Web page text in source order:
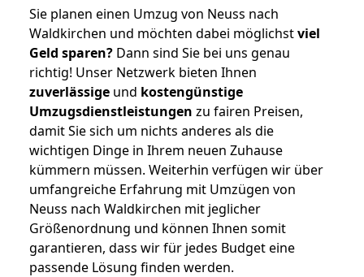
Sie planen einen Umzug von Neuss nach
Waldkirchen und möchten dabei möglichstviel
Geld sparen? Dann sind Sie bei uns genau
richtig! Unser Netzwerk bieten Ihnen
zuverlässige und kostengünstige
Umzugsdienstleistungen zu fairen Preisen,
damit Sie sich um nichts anderes als die
wichtigen Dinge in Ihrem neuen Zuhause
kümmern müssen. Weiterhin verfügen wir über
umfangreiche Erfahrung mit Umzügen von
Neuss nach Waldkirchen mit jeglicher
Größenordnung und können Ihnen somit
garantieren, dass wir für jedes Budget eine
passende Lösung finden werden.